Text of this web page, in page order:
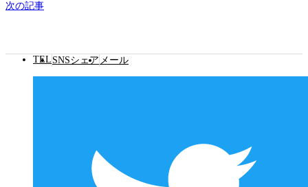
次の記事
TEL SNSシェア メール